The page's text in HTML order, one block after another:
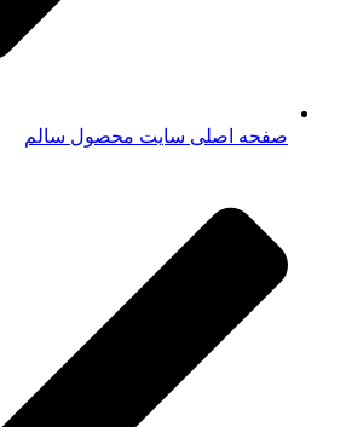
صفحه اصلی سایت محصول سالم